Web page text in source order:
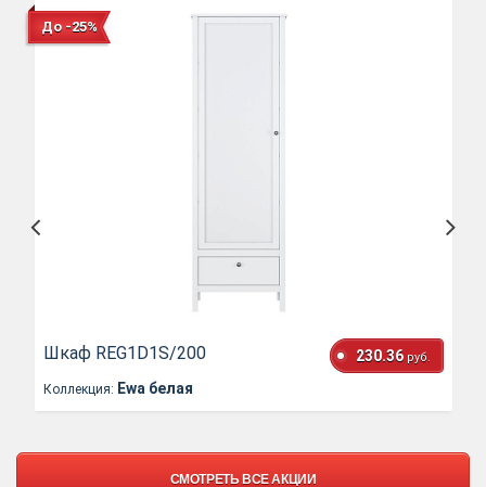
До -25%
Шкаф REG1D1S/200 230.36 руб.
Коллекция: Ewa белая
СМОТРЕТЬ ВСЕ АКЦИИ